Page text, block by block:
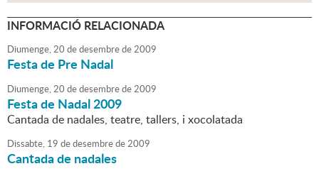
INFORMACIÓ RELACIONADA
Diumenge,20 dedesembrede2009
Festa de Pre Nadal
Diumenge,20 dedesembrede2009
Festa de Nadal 2009
Cantada de nadales, teatre, tallers, i xocolatada
Dissabte, 19 dedesembrede2009
Cantada de nadales